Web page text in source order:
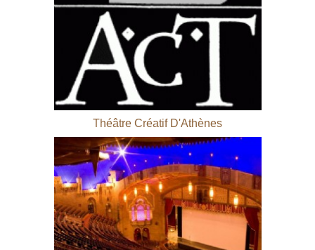
Théâtre Créatif D'Athènes